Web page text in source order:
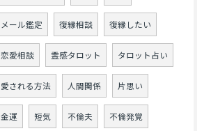
メール鑑定 復縁相談 復縁したい
恋愛相談 霊感タロット タロット占い
愛される方法 人間関係 片思い
金運 短気 不倫夫 不倫発覚